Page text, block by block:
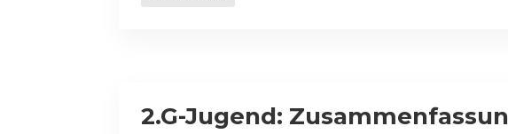
2.G-Jugend: